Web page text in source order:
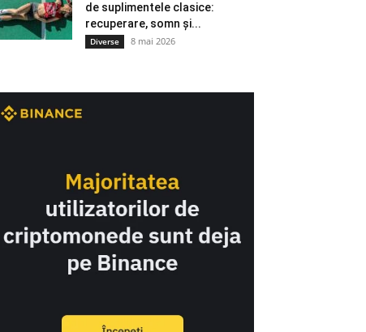
de suplimentele clasice:
recuperare, somn și...
Diverse 8 mai 2026